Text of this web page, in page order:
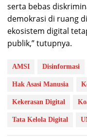
serta bebas
demokrasi di ruang
ekosistem digital
publik,” tutupnya.
AMSI Disinformasi
Hak Asasi Manusia
Kekerasan Digital
Tata Kelola Digital